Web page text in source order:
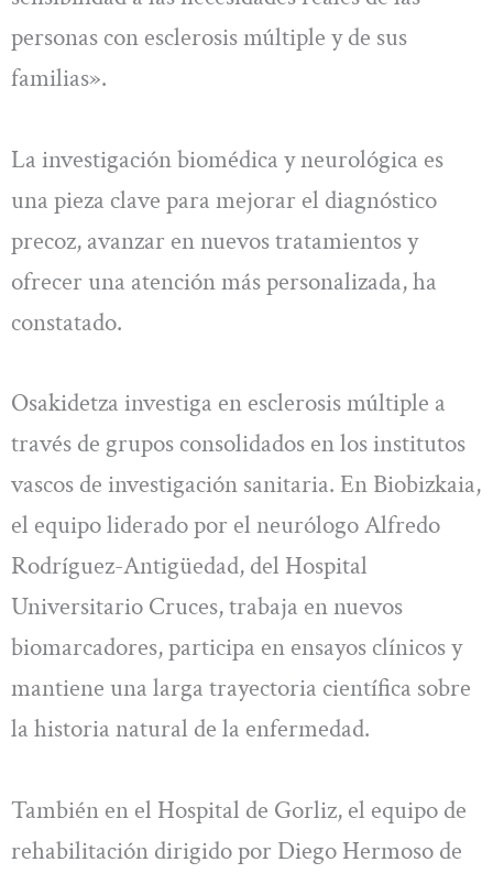
personas con esclerosis múltiple y de sus
familias».
La investigación biomédica y neurológica es
una pieza clave para mejorar el diagnóstico
precoz, avanzar en nuevos tratamientos y
ofrecer una atención más personalizada, ha
constatado.
Osakidetza investiga en esclerosis múltiple a
través de grupos consolidados en los institutos
vascos de investigación sanitaria. En Biobizkaia,
el equipo liderado por el neurólogo Alfredo
Rodríguez-Antigüedad, del Hospital
Universitario Cruces, trabaja en nuevos
biomarcadores, participa en ensayos clínicos y
mantiene una larga trayectoria científica sobre
la historia natural de la enfermedad.
También en el Hospital de Gorliz, el equipo de
rehabilitación dirigido por Diego Hermoso de